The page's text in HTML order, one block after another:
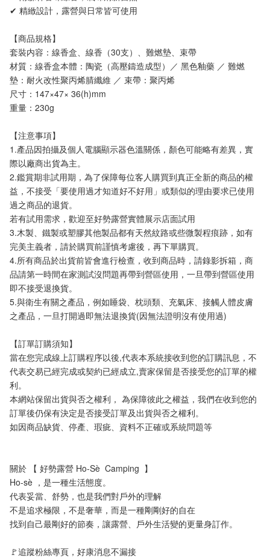
✔ 精緻設計，露營與日常皆可使用
【商品規格】
套裝内容：線香盒、線香（30支）、難燃墊、束帶
材質：線香盒本體：陶瓷（高壓鑄造成型）／ 黑色釉藥 ／ 難燃
墊：耐火改性聚丙烯腈纖維 ／ 束帶：聚丙烯
尺寸：147×47× 36(h)mm
重量：230g
【注意事項】
1.產品因拍攝及個人電腦顯示器色溫關係，顏色可能略有差異，實
際以廠商出貨為主。
2.鑑賞期非試用期，為了保障每位客人購買到真正全新的商品的權
益，不接受「要使用過才知道好不好用」或類似的理由要求已使用
過之商品的退貨。
若有試用需求，歡迎至好勢露營實體展示店面試用
3.木製、鐵製或塑膠其他製品都有天然紋路或些微製程痕跡，如有
完美主義者，請於購買前謹慎考慮後，再下單購買。
4.所有商品於出貨前皆會進行檢查，收到商品時，請錄影拆箱，商
品請第一時間在家測試沒問題再帶到營區使用，一旦帶到營區使用
即不接受退換貨。
5.與衛生有關之產品，例如睡袋、枕頭類、充氣床、接觸人體皮膚
之產品，一旦打開過即無法退換貨(因無法證明沒有使用過)
【訂單訂購須知】
當在您完成線上訂購程序以後,代表本系統接收到您的訂購訊息，不
代表交易已經完成或契約已經成立,賣家保留是否接受您的訂單的權
利。
本網站保留出貨與否之權利， 為保障彼此之權益，我們在收到您的
訂單後仍保有決定是否接受訂單及出貨與否之權利。
如因商品缺貨、停產、瑕疵、資料不正確或系統問題等
關於 【 好勢露營 Ho-Sè  Camping  】
Ho-sè ，是一種生活態度。
代表妥當、舒勢，也是我們對戶外的理解
不是追求極限，不是奢華，而是一種剛剛好的自在
找到自己最剛好的節奏，讓露營、戶外生活變的更量身訂作。
🚩追蹤粉絲專頁，好康消息不漏接